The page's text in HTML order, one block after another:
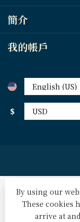
簡介
我的帳戶
$
© Copyright
By using our
These cookies
arrive at